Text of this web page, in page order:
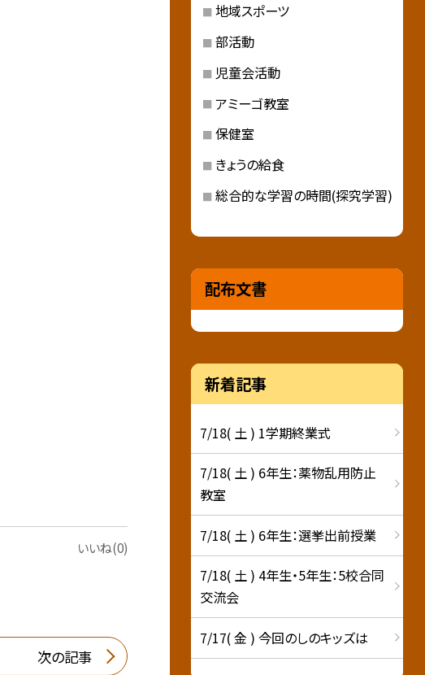
いいね(0)
次の記事
地域スポーツ
部活動
児童会活動
アミーゴ教室
保健室
きょうの給食
総合的な学習の時間(探究学習)
配布文書
新着記事
7/18( 土 ) 1学期終業式
7/18( 土 ) 6年生：薬物乱用防止
教室
7/18( 土 ) 6年生：選挙出前授業
7/18( 土 ) 4年生・5年生：5校合同
交流会
7/17( 金 ) 今回のしのキッズは